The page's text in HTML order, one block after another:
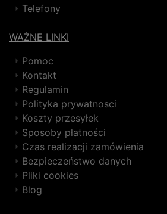
Telefony
WAŻNE LINKI
Pomoc
Kontakt
Regulamin
Polityka prywatnosci
Koszty przesyłek
Sposoby płatności
Czas realizacji zamówienia
Bezpieczeństwo danych
Pliki cookies
Blog